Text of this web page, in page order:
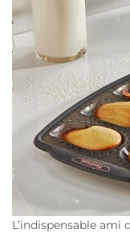
L’indispensable ami